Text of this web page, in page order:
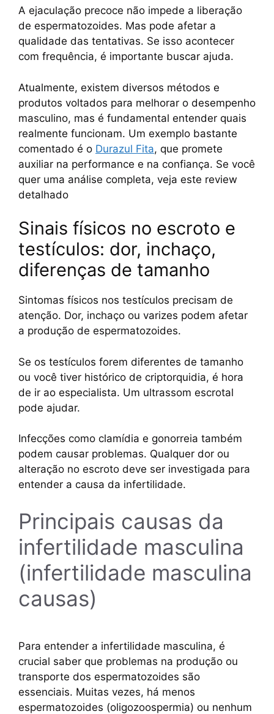
A ejaculação precoce não impede a liberação
de espermatozoides. Mas pode afetar a
qualidade das tentativas. Se isso acontecer
com frequência, é importante buscar ajuda.
Atualmente, existem diversos métodos e
produtos voltados para melhorar o desempenho
masculino, mas é fundamental entender quais
realmente funcionam. Um exemplo bastante
comentado é o Durazul Fita, que promete
auxiliar na performance e na confiança. Se você
quer uma análise completa, veja este review
detalhado
Sinais físicos no escroto e
testículos: dor, inchaço,
diferenças de tamanho
Sintomas físicos nos testículos precisam de
atenção. Dor, inchaço ou varizes podem afetar
a produção de espermatozoides.
Se os testículos forem diferentes de tamanho
ou você tiver histórico de criptorquidia, é hora
de ir ao especialista. Um ultrassom escrotal
pode ajudar.
Infecções como clamídia e gonorreia também
podem causar problemas. Qualquer dor ou
alteração no escroto deve ser investigada para
entender a causa da infertilidade.
Principais causas da
infertilidade masculina
(infertilidade masculina
causas)
Para entender a infertilidade masculina, é
crucial saber que problemas na produção ou
transporte dos espermatozoides são
essenciais. Muitas vezes, há menos
espermatozoides (oligozoospermia) ou nenhum